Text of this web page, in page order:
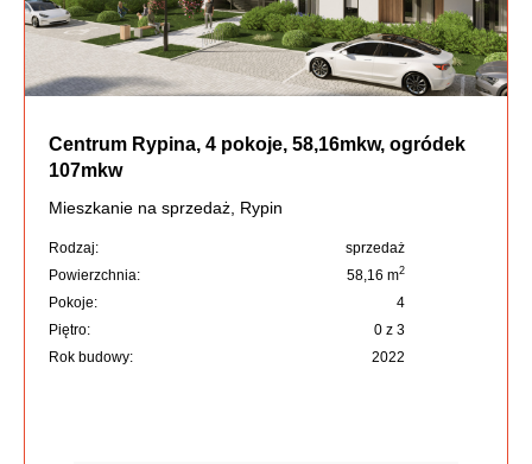
Centrum Rypina, 4 pokoje, 58,16mkw, ogródek
107mkw
Mieszkanie na sprzedaż, Rypin
Rodzaj:
sprzedaż
Powierzchnia:
58,16 m2
Pokoje:
4
Piętro:
0 z 3
Rok budowy:
2022